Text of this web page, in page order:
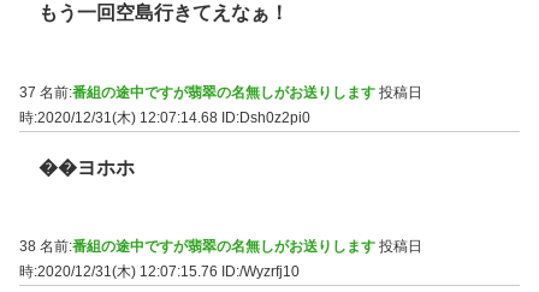
もう一回空島行きてえなぁ！
37 名前:番組の途中ですが翡翠の名無しがお送りします 投稿日
時:2020/12/31(木) 12:07:14.68 ID:Dsh0z2pi0
��ヨホホ
38 名前:番組の途中ですが翡翠の名無しがお送りします 投稿日
時:2020/12/31(木) 12:07:15.76
ID:/Wyzrfj10